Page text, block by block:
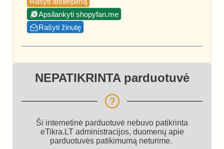
Apsilankyti shopyfan.me
Rašyti žinutę
NEPATIKRINTA parduotuvė
Ši internetinė parduotuvė nebuvo patikrinta
eTikra.LT administracijos, duomenų apie
parduotuvės patikimumą neturime.